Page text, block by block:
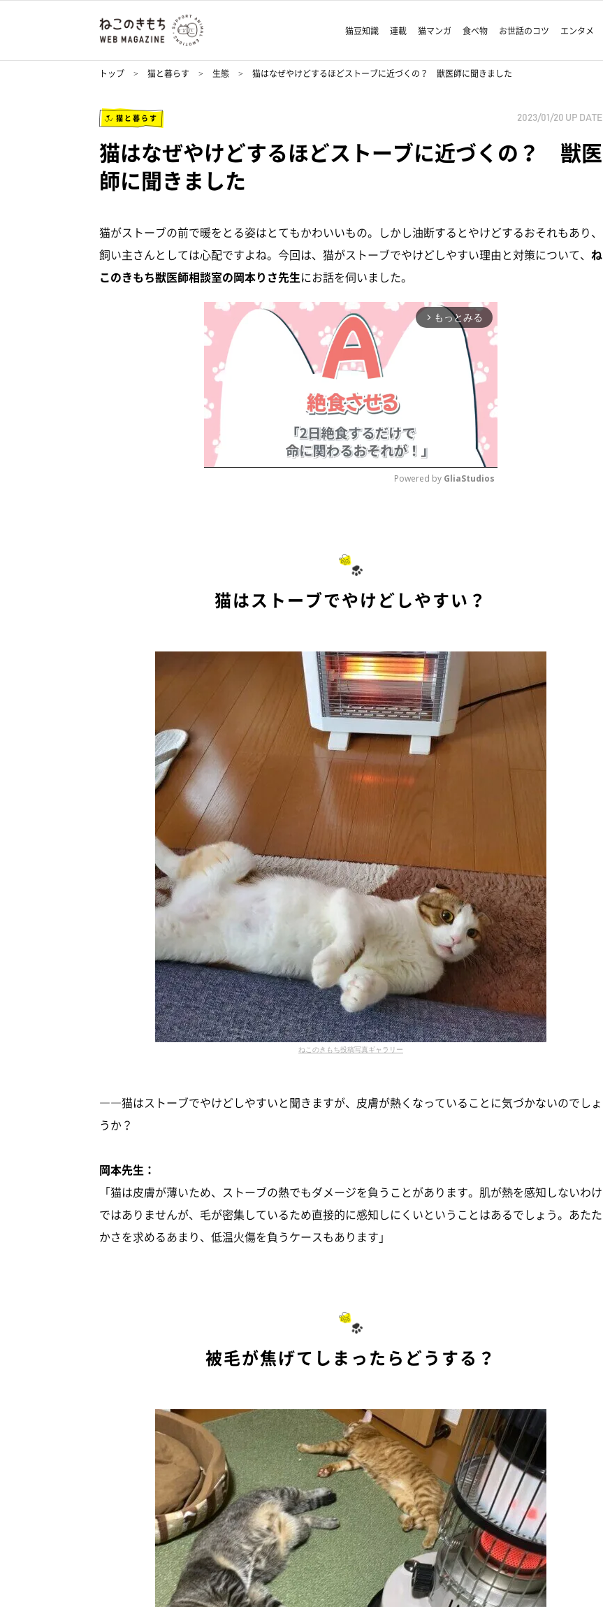
猫豆知識 連載 猫マンガ 食べ物 お世話のコツ エンタメ
トップ 猫と暮らす 生態 猫はなぜやけどするほどストーブに近づくの？ 獣医師に聞きました
猫と暮らす 2023/01/20 UP DATE
猫はなぜやけどするほどストーブに近づくの？ 獣医
師に聞きました
猫がストーブの前で暖をとる姿はとてもかわいいもの。しかし油断するとやけどするおそれもあり、
飼い主さんとしては心配ですよね。今回は、猫がストーブでやけどしやすい理由と対策について、 ね
このきもち獣医師相談室の岡本りさ先生にお話を伺いました。
arrow_forward_ios もっとみる
Powered by GliaStudios
猫はストーブでやけどしやすい？
ねこのきもち投稿写真ギャラリー
――猫はストーブでやけどしやすいと聞きますが、皮膚が熱くなっていることに気づかないのでしょ
うか？
岡本先生：
「猫は皮膚が薄いため、ストーブの熱でもダメージを負うことがあります。肌が熱を感知しないわけ
ではありませんが、毛が密集しているため直接的に感知しにくいということはあるでしょう。あたた
かさを求めるあまり、低温火傷を負うケースもあります」
被毛が焦げてしまったらどうする？